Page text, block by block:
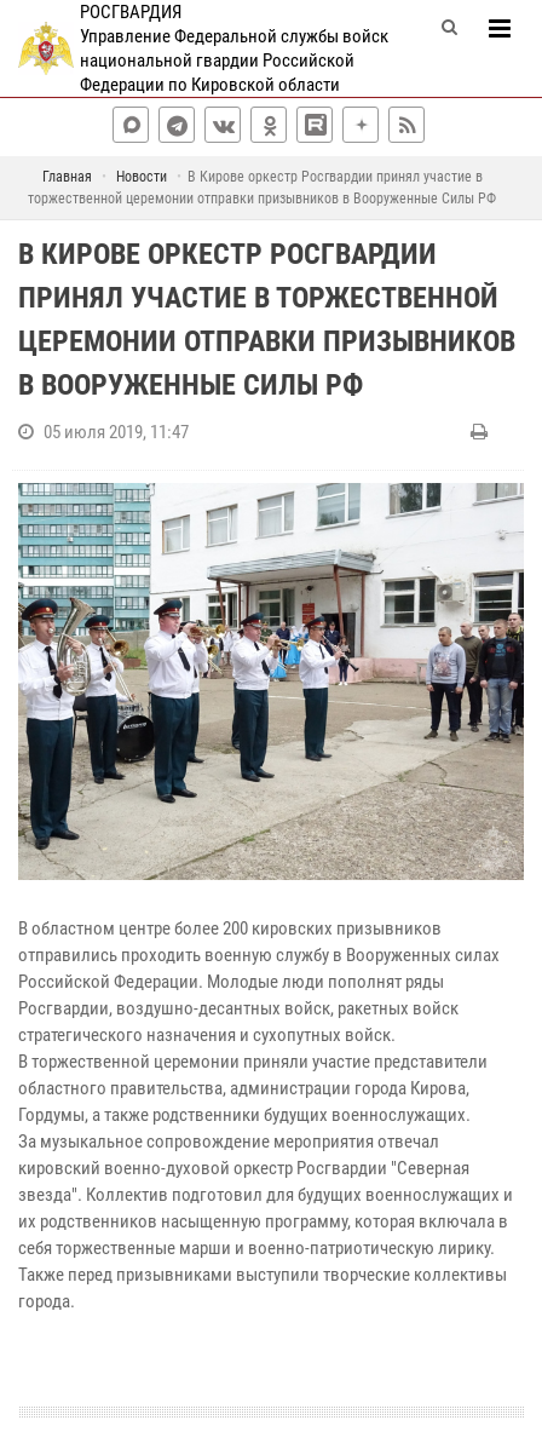
РОСГВАРДИЯ
Управление Федеральной службы войск
национальной гвардии Российской
Федерации по Кировской области
Главная Новости
В Кирове оркестр Росгвардии принял участие в
торжественной церемонии отправки призывников в Вооруженные Силы РФ
В КИРОВЕ ОРКЕСТР РОСГВАРДИИ
ПРИНЯЛ УЧАСТИЕ В ТОРЖЕСТВЕННОЙ
ЦЕРЕМОНИИ ОТПРАВКИ ПРИЗЫВНИКОВ
В ВООРУЖЕННЫЕ СИЛЫ РФ
05 июля 2019, 11:47
В областном центре более 200 кировских призывников
отправились проходить военную службу в Вооруженных силах
Российской Федерации. Молодые люди пополнят ряды
Росгвардии, воздушно-десантных войск, ракетных войск
стратегического назначения и сухопутных войск.
В торжественной церемонии приняли участие представители
областного правительства, администрации города Кирова,
Гордумы, а также родственники будущих военнослужащих.
За музыкальное сопровождение мероприятия отвечал
кировский военно-духовой оркестр Росгвардии "Северная
звезда". Коллектив подготовил для будущих военнослужащих и
их родственников насыщенную программу, которая включала в
себя торжественные марши и военно-патриотическую лирику.
Также перед призывниками выступили творческие коллективы
города.